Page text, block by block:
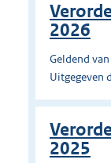
2026
Geldend
Uitgegeven
2025